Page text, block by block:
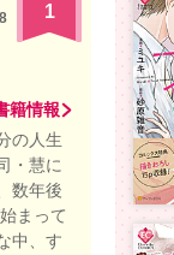
1
籍情報
の人生
・慧に
数年後
まって
中、す